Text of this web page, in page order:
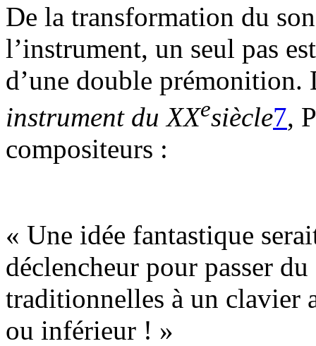
De la transformation du
l’instrument, un seul pas
d’une double prémonition.
instrument duXXesiècle7,
compositeurs :
« Une idée fantastique
déclencheur pour passer
traditionnelles à un clavier
ou inférieur ! »